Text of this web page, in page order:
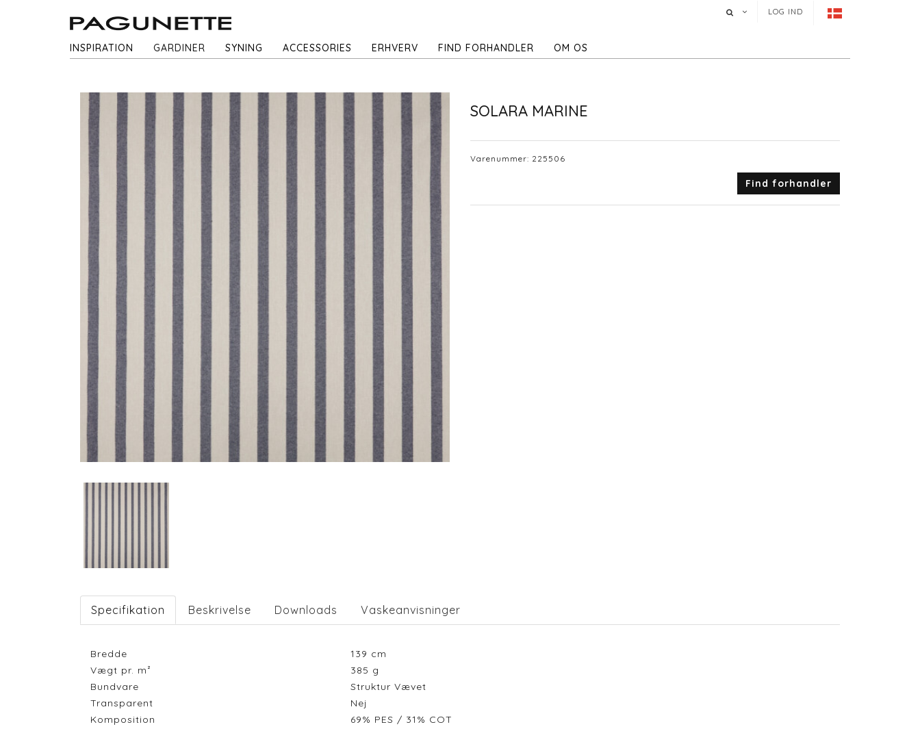
LOG IND
INSPIRATION GARDINER SYNING ACCESSORIES ERHVERV FIND FORHANDLER OM OS
SOLARA MARINE
Varenummer: 225506
Find forhandler
Specifikation Beskrivelse Downloads Vaskeanvisninger
Bredde 139 cm
Vægt pr. m²
385 g
Bundvare
Struktur Vævet
Transparent
Nej
Komposition
69% PES / 31% COT